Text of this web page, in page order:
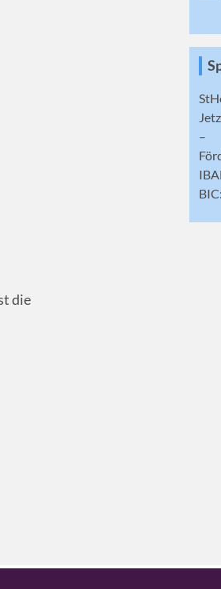
die
–